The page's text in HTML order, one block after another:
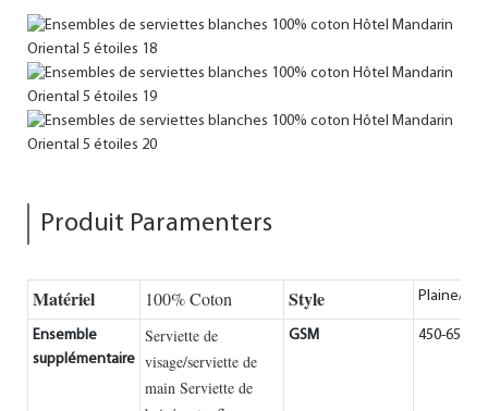
Produit Paramenters
Matériel 100% Coton Style Plaine/
Ensemble
supplémentaire
Serviette de
visage/serviette de
main Serviette de
GSM 450-